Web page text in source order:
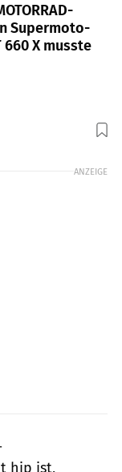
Supermoto-
X musste
Foto: Vetter
ANZEIGE
hip ist,